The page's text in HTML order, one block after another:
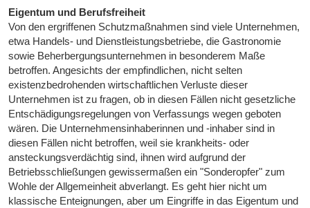
Eigentum und Berufsfreiheit
Von den ergriffenen Schutzmaßnahmen sind viele Unternehmen,
etwa Handels- und Dienstleistungsbetriebe, die Gastronomie
sowie Beherbergungsunternehmen in besonderem Maße
betroffen. Angesichts der empfindlichen, nicht selten
existenzbedrohenden wirtschaftlichen Verluste dieser
Unternehmen ist zu fragen, ob in diesen Fällen nicht gesetzliche
Entschädigungsregelungen von Verfassungs wegen geboten
wären. Die Unternehmensinhaberinnen und -inhaber sind in
diesen Fällen nicht betroffen, weil sie krankheits- oder
ansteckungsverdächtig sind, ihnen wird aufgrund der
Betriebsschließungen gewissermaßen ein "Sonderopfer" zum
Wohle der Allgemeinheit abverlangt. Es geht hier nicht um
klassische Enteignungen, aber um Eingriffe in das Eigentum und